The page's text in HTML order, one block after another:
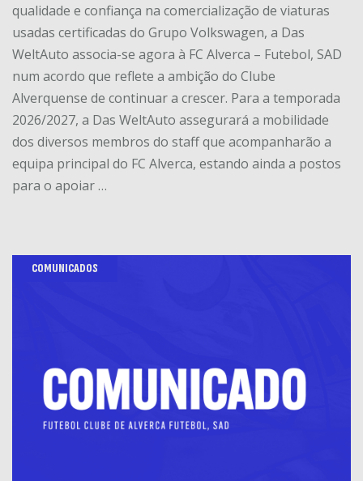
qualidade e confiança na comercialização de viaturas
usadas certificadas do Grupo Volkswagen, a Das
WeltAuto associa-se agora à FC Alverca – Futebol, SAD
num acordo que reflete a ambição do Clube
Alverquense de continuar a crescer. Para a temporada
2026/2027, a Das WeltAuto assegurará a mobilidade
dos diversos membros do staff que acompanharão a
equipa principal do FC Alverca, estando ainda a postos
para o apoiar …
COMUNICADOS